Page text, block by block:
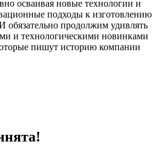
осваивая новые технологии и
подходы к изготовлению
обязательно продолжим удивлять
и технологическими новинками
пишут историю компании